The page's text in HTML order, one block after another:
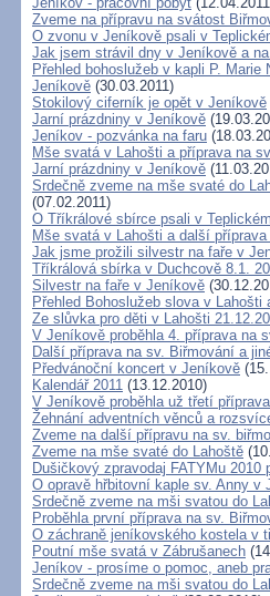
Zveme na přípravu na svátost
O zvonu v Jeníkově psali v
Jak jsem strávil dny v Jeníkově a
Přehled bohoslužeb v kapli P.
Jeníkově (30.03.2011)
Stokilový ciferník je opět v Jeníkově
Jarní prázdniny v Jeníkově
Jeníkov - pozvánka na faru
Mše svatá v Lahošti a příprava na
Jarní prázdniny v Jeníkově
Srdečně zveme na mše svaté do
(07.02.2011)
O Tříkrálové sbírce psali v
Mše svatá v Lahošti a další
Jak jsme prožili silvestr na faře v
Tříkrálová sbírka v Duchcově 8.1.
Silvestr na faře v Jeníkově
Přehled Bohoslužeb slova v
Ze slůvka pro děti v Lahošti
V Jeníkově proběhla 4. příprava na
Další příprava na sv. Biřmování a
Předvánoční koncert v Jeníkově
Kalendář 2011 (13.12.2010)
V Jeníkově proběhla už třetí
Žehnání adventních věnců a
Zveme na další přípravu na sv.
Zveme na mše svaté do Lahoště
Dušičkový zpravodaj FATYMu
O opravě hřbitovní kaple sv. Anny v
Srdečně zveme na mši svatou do
Proběhla první příprava na sv.
O záchraně jeníkovského kostela v
Poutní mše svatá v Zábrušanech
Jeníkov - prosíme o pomoc, aneb
Srdečně zveme na mši svatou do